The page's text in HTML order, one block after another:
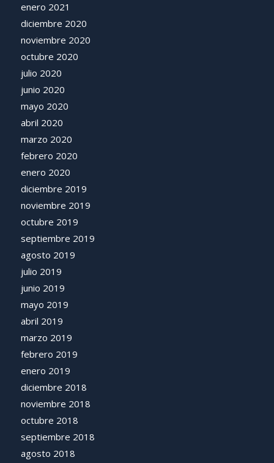
enero 2021
diciembre 2020
noviembre 2020
octubre 2020
julio 2020
junio 2020
mayo 2020
abril 2020
marzo 2020
febrero 2020
enero 2020
diciembre 2019
noviembre 2019
octubre 2019
septiembre 2019
agosto 2019
julio 2019
junio 2019
mayo 2019
abril 2019
marzo 2019
febrero 2019
enero 2019
diciembre 2018
noviembre 2018
octubre 2018
septiembre 2018
agosto 2018